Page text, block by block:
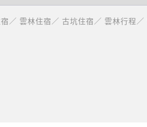
／ 雲林住宿／ 古坑住宿／ 雲林行程／